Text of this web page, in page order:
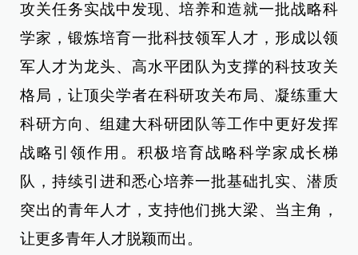
攻关任务实战中发现、培养和造就一批战略科
学家，锻炼培育一批科技领军人才，形成以领
军人才为龙头、高水平团队为支撑的科技攻关
格局，让顶尖学者在科研攻关布局、凝练重大
科研方向、组建大科研团队等工作中更好发挥
战略引领作用。积极培育战略科学家成长梯
队，持续引进和悉心培养一批基础扎实、潜质
突出的青年人才，支持他们挑大梁、当主角，
让更多青年人才脱颖而出。